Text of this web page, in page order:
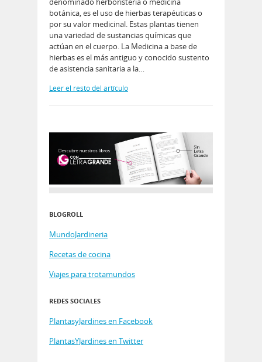
botánica, es el uso de hierbas terapéuticas o
por su valor medicinal. Estas plantas tienen
una variedad de sustancias químicas que
actúan en el cuerpo. La Medicina a base de
hierbas es el más antiguo y conocido sustento
de asistencia sanitaria a la…
Leer el resto del artículo
BLOGROLL
MundoJardineria
Recetas de cocina
Viajes para trotamundos
REDES SOCIALES
PlantasyJardines en Facebook
PlantasYJardines en Twitter